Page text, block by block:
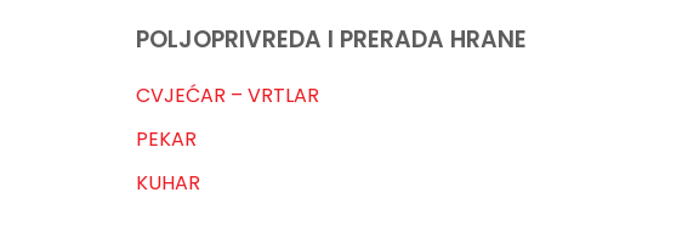
POLJOPRIVREDA I PRERADA HRANE
CVJEĆAR – VRTLAR
PEKAR
KUHAR